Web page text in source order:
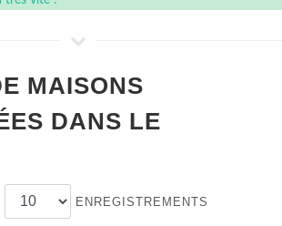
MAISONS
DANS LE
ENREGISTREMENTS